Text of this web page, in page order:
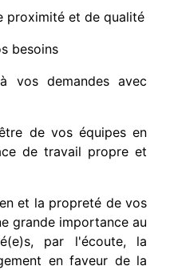
proximité et de qualité
besoins
vos demandes avec
de vos équipes en
de travail propre et
et la propreté de vos
grande importance au
par l'écoute, la
en faveur de la